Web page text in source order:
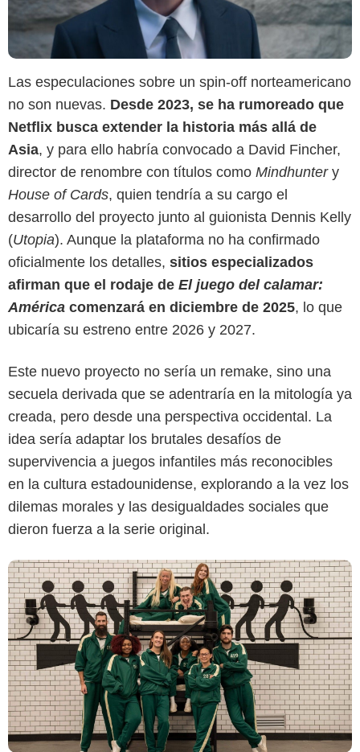
Las especulaciones sobre un spin-off norteamericano
no son nuevas. Desde 2023, se ha rumoreado que
Netflix busca extender la historia más allá de
Asia, y para ello habría convocado a David Fincher,
director de renombre con títulos como Mindhuntery
House of Cards, quien tendría a su cargo el
desarrollo del proyecto junto al guionista Dennis Kelly
(Utopia). Aunque la plataforma no ha confirmado
oficialmente los detalles, sitios especializados
afirman que el rodaje de El juego del calamar:
América comenzará en diciembre de 2025, lo que
ubicaría su estreno entre 2026 y 2027.
Este nuevo proyecto no sería un remake, sino una
secuela derivada que se adentraría en la mitología ya
creada, pero desde una perspectiva occidental. La
idea sería adaptar los brutales desafíos de
supervivencia a juegos infantiles más reconocibles
en la cultura estadounidense, explorando a la vez los
dilemas morales y las desigualdades sociales que
dieron fuerza a la serie original.
Netflix